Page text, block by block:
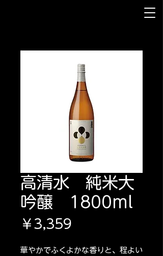
高清水 純米大
吟醸 1800ml
￥3,359
華やかでふくよかな香りと、程よい